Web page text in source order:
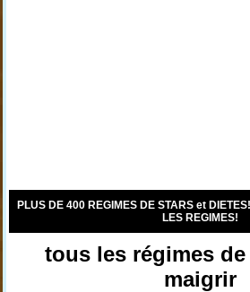
PLUS DE 400 REGIMES DE STARS et
LES REGIMES!
tous les régimes
maigrir